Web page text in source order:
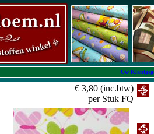
Uw
€ 3,80 (inc.btw)
per Stuk FQ